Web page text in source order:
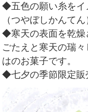
◆五色の願い糸をイ
（つやぼしかんて
◆寒天の表面を乾燥
ごたえと寒天の瑞
はのお菓子です。
◆七夕の季節限定販